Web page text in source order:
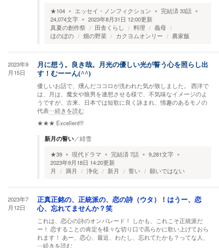
★104 エッセイ・ノンフィクション 完結済33話
24,074文字 2023年8月31日 12:00更新
真夏の創作祭
田舎くらし 料理
義母
ほのぼの
畑の野菜 カクヨムオンリー 農家飯
2023年9
月15日
月に想う。良き哉。月光の優しい光が誓う心を照らし出
す！むーーん(^^)
優しいお話で、燻んだココロが洗われた気が致しました。 西洋で
は、月は、魔女や狼男を連想させる様で、不気味なイメージのよ
うですが、古来、日本では短歌に良く詠まれ、情趣のあるモノの
代表…続きを読む
★★★ Excellent!!!
新月の誓い／緋雪
★39 現代ドラマ 完結済7話 9,281文字
2023年9月18日 14:20更新
月
満月 浄化 新月 誓い 願いではない
2023年7
月12日
正真正銘の、正統派の、恋の詩（ウタ）！はうー、恋
心、忘れてませんか？笑
これは、恋心の詩のオンパレード！ しかも、これこそ正統派だ
ー！ 恋することの肯定を様々な切り口で高らかに歌い上げておら
れます！ あー、恋心、最近、わたし、忘れてたかも？ってな人、
…続きを読む